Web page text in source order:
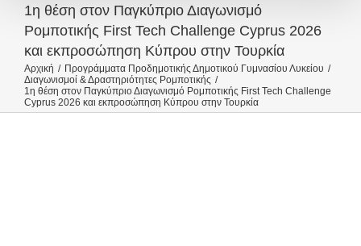
1η θέση στον Παγκύπριο Διαγωνισμό
Ρομποτικής First Tech Challenge Cyprus 2026
και εκπροσώπηση Κύπρου στην Τουρκία
Αρχική
Προγράμματα Προδημοτικής Δημοτικού Γυμνασίου Λυκείου
Διαγωνισμοί & Δραστηριότητες Ρομποτικής
1η θέση στον Παγκύπριο Διαγωνισμό Ρομποτικής First Tech Challenge
Cyprus 2026 και εκπροσώπηση Κύπρου στην Τουρκία